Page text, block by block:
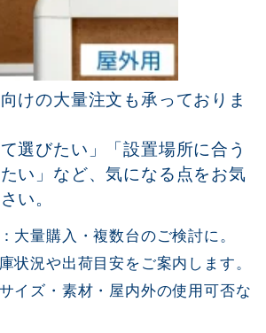
けの大量注文も承っておりま
選びたい」「設置場所に合う
い」など、気になる点をお気
い。
大量購入・複数台のご検討に。
状況や出荷目安をご案内します。
イズ・素材・屋内外の使用可否な